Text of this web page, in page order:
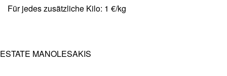
Für jedes zusätzliche Kilo: 1 €/kg
ESTATE MANOLESAKIS